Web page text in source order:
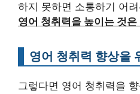
하지 못하면 소통하기 어
영어 청취력을 높이는 것은
영어 청취력 향상을
그렇다면 영어 청취력을